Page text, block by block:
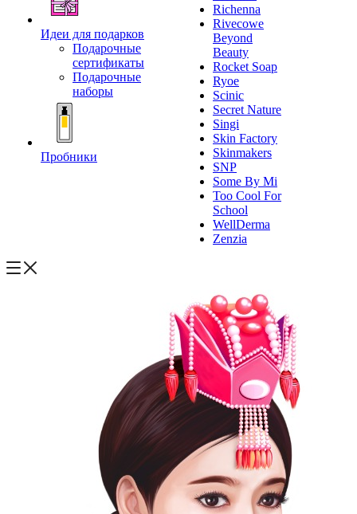
Идеи для подарков
Подарочные
сертификаты
Подарочные
наборы
Пробники
Richenna
Rivecowe
Beyond
Beauty
Rocket Soap
Ryoe
Scinic
Secret Nature
Singi
Skin Factory
Skinmakers
SNP
Some By Mi
Too Cool For
School
WellDerma
Zenzia